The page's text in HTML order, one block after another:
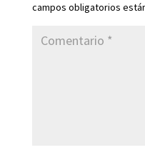
campos obligatorios